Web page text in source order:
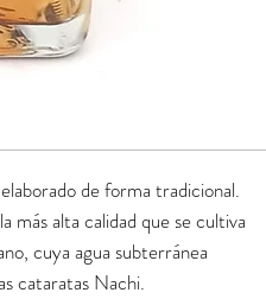
de forma tradicional.
más alta calidad que se cultiva
cuya agua subterránea
cataratas Nachi.